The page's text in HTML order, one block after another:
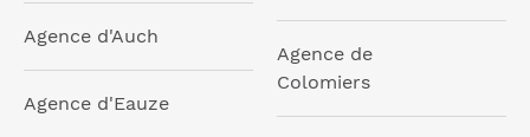
Agence d'Auch
Agence d'Eauze
Agence de
Colomiers